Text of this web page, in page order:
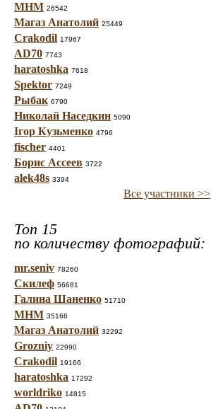
МНМ 26542
Магаз Анатолий 25449
Crakodil 17967
AD70 7743
haratoshka 7618
Spektor 7249
Рыбак 6790
Николай Наседкин 5090
Ігор Кузьменко 4796
fischer 4401
Борис Ассеев 3722
alek48s 3394
Все участники >>
Топ 15
по количеству фотографий:
mr.seniv 78260
Скилеф 56681
Галина Шаненко 51710
МНМ 35166
Магаз Анатолий 32292
Grozniy 22990
Crakodil 19166
haratoshka 17292
worldriko 14815